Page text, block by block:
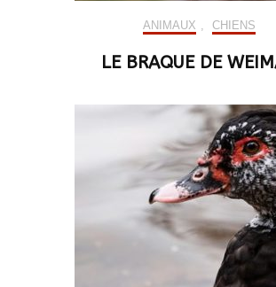
ANIMAUX CHIENS
LE BRAQUE DE